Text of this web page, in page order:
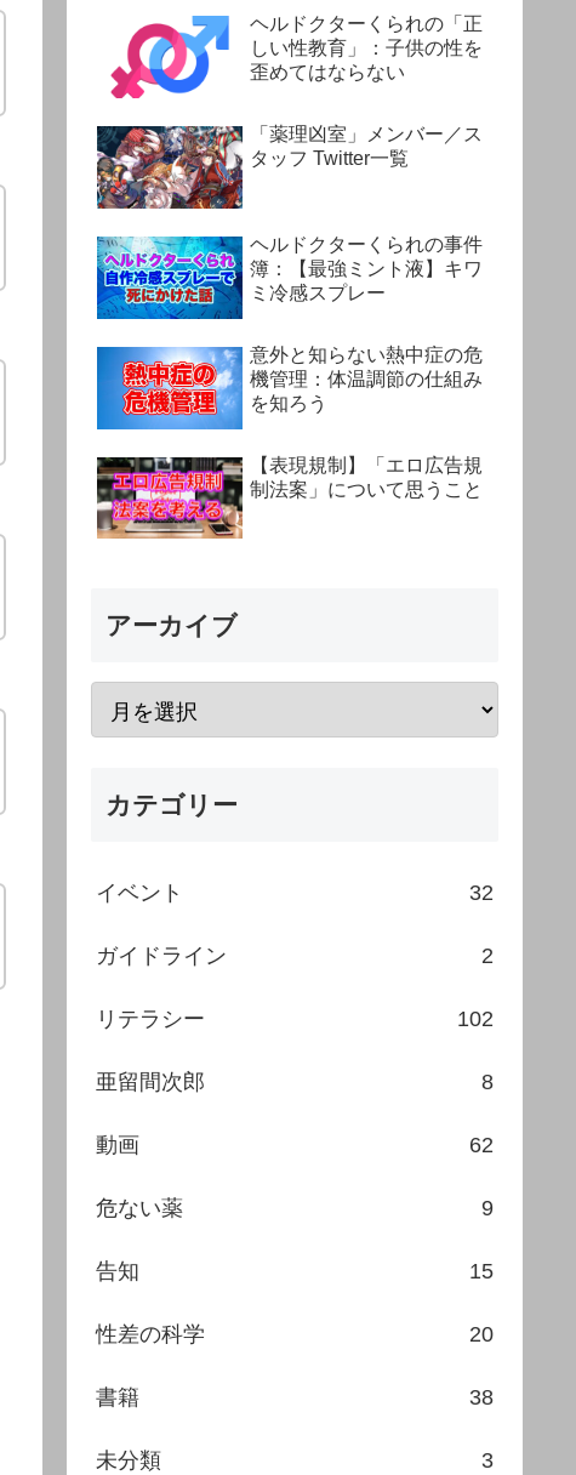
ヘルドクターくられの「正
しい性教育」：子供の性を
歪めてはならない
「薬理凶室」メンバー／ス
タッフ Twitter一覧
ヘルドクターくられの事件
簿：【最強ミント液】キワ
ミ冷感スプレー
意外と知らない熱中症の危
機管理：体温調節の仕組み
を知ろう
【表現規制】「エロ広告規
制法案」について思うこと
アーカイブ
カテゴリー
イベント 32
ガイドライン 2
リテラシー 102
亜留間次郎 8
動画 62
危ない薬 9
告知 15
性差の科学 20
書籍 38
未分類 3